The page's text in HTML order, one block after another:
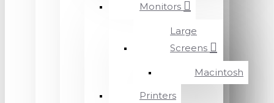
Monitors
Large
Screens
Macintosh
Printers